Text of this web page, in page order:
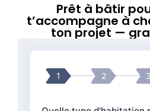
Prêt à bâtir
t’accompagne à
ton projet —